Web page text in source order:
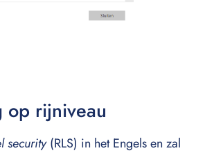
op rijniveau
security(RLS) in het Engels en zal